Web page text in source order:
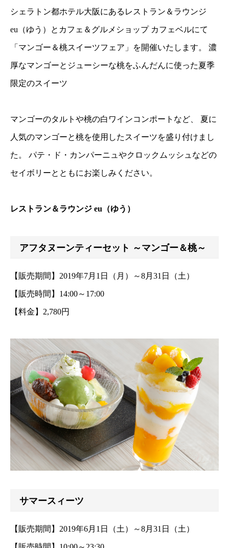
シェラトン都ホテル大阪にあるレストラン＆ラウンジ
eu（ゆう）とカフェ＆グルメショップ カフェベルにて
「マンゴー＆桃スイーツフェア」を開催いたします。 濃
厚なマンゴーとジューシーな桃をふんだんに使った夏季
限定のスイーツ
マンゴーのタルトや桃の白ワインコンポートなど、 夏に
人気のマンゴーと桃を使用したスイーツを盛り付けまし
た。 パテ・ド・カンパーニュやクロックムッシュなどの
セイボリーとともにお楽しみください。
レストラン＆ラウンジ eu（ゆう）
アフタヌーンティーセット ～マンゴー＆桃～
【販売期間】2019年7月1日（月）～8月31日（土）
【販売時間】14:00～17:00
【料金】2,780円
サマースィーツ
【販売期間】2019年6月1日（土）～8月31日（土）